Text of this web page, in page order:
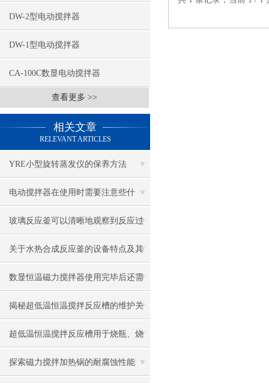
DW-2型电动搅拌器
DW-1型电动搅拌器
CA-100C数显电动搅拌器
查看更多 >>
相关文章
RELEVANT ARTICLES
YRE小型旋转蒸发仪的保养方法
电动搅拌器在使用时需要注意些什
么？
玻璃反应釜可以清晰地观察到反应过
程中物质的变化情况
关于水热合成反应釜的设备特点及其
操作方法你都了解多少
数显恒温磁力搅拌器使用完毕后还需
注意以下操作
揭秘超低温恒温搅拌反应槽的维护关
键步骤
超低温恒温搅拌反应槽用于烧瓶、烧
杯、试管等的冷却、加热、恒温等
探索磁力搅拌加热锅的耐腐蚀性能